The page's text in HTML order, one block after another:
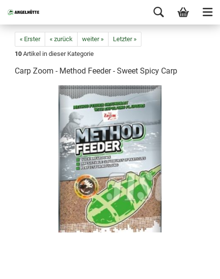
« Erster « zurück weiter »
Letzter »
10 Artikel in dieser Kategorie
Carp Zoom - Method Feeder - Sweet Spicy Carp